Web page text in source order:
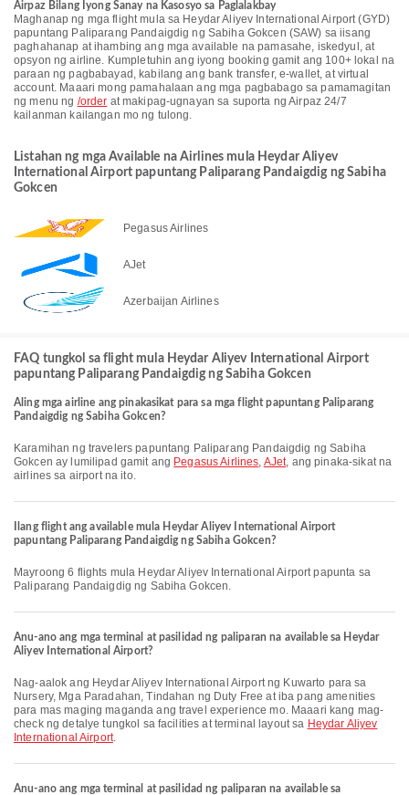
Airpaz Bilang Iyong Sanay na Kasosyo sa Paglalakbay
Maghanap ng mga flight mula sa Heydar Aliyev International Airport (GYD)
papuntang Paliparang Pandaigdig ng Sabiha Gokcen (SAW) sa iisang
paghahanap at ihambing ang mga available na pamasahe, iskedyul, at
opsyon ng airline. Kumpletuhin ang iyong booking gamit ang 100+ lokal na
paraan ng pagbabayad, kabilang ang bank transfer, e-wallet, at virtual
account. Maaari mong pamahalaan ang mga pagbabago sa pamamagitan
ng menu ng /order at makipag-ugnayan sa suporta ng Airpaz 24/7
kailanman kailangan mo ng tulong.
Listahan ng mga Available na Airlines mula Heydar Aliyev
International Airport papuntang Paliparang Pandaigdig ng Sabiha
Gokcen
Pegasus Airlines
AJet
Azerbaijan Airlines
FAQ tungkol sa flight mula Heydar Aliyev International Airport
papuntang Paliparang Pandaigdig ng Sabiha Gokcen
Aling mga airline ang pinakasikat para sa mga flight papuntang Paliparang
Pandaigdig ng Sabiha Gokcen?
Karamihan ng travelers papuntang Paliparang Pandaigdig ng Sabiha
Gokcen ay lumilipad gamit ang Pegasus Airlines, AJet, ang pinaka-sikat na
airlines sa airport na ito.
Ilang flight ang available mula Heydar Aliyev International Airport
papuntang Paliparang Pandaigdig ng Sabiha Gokcen?
Mayroong 6 flights mula Heydar Aliyev International Airport papunta sa
Paliparang Pandaigdig ng Sabiha Gokcen.
Anu-ano ang mga terminal at pasilidad ng paliparan na available sa Heydar
Aliyev International Airport?
Nag-aalok ang Heydar Aliyev International Airport ng Kuwarto para sa
Nursery, Mga Paradahan, Tindahan ng Duty Free at iba pang amenities
para mas maging maganda ang travel experience mo. Maaari kang mag-
check ng detalye tungkol sa facilities at terminal layout sa Heydar Aliyev
International Airport.
Anu-ano ang mga terminal at pasilidad ng paliparan na available sa